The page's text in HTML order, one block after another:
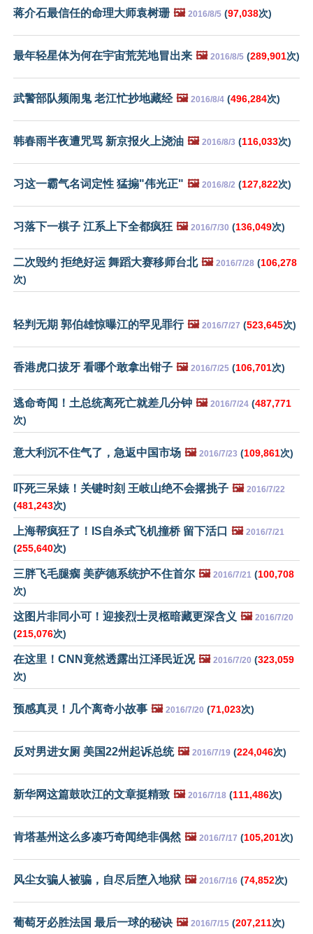
蒋介石最信任的命理大师袁树珊 🖼️ 2016/8/5 (97,038次)
最年轻星体为何在宇宙荒芜地冒出来 🖼️ 2016/8/5 (289,901次)
武警部队频闹鬼 老江忙抄地藏经 🖼️ 2016/8/4 (496,284次)
韩春雨半夜遭咒骂 新京报火上浇油 🖼️ 2016/8/3 (116,033次)
习这一霸气名词定性 猛搧"伟光正" 🖼️ 2016/8/2 (127,822次)
习落下一棋子 江系上下全都疯狂 🖼️ 2016/7/30 (136,049次)
二次毁约 拒绝好运 舞蹈大赛移师台北 🖼️ 2016/7/28 (106,278
次)
轻判无期 郭伯雄惊曝江的罕见罪行 🖼️ 2016/7/27 (523,645次)
香港虎口拔牙 看哪个敢拿出钳子 🖼️ 2016/7/25 (106,701次)
逃命奇闻！土总统离死亡就差几分钟 🖼️ 2016/7/24 (487,771
次)
意大利沉不住气了，急返中国市场 🖼️ 2016/7/23 (109,861次)
吓死三呆婊！关键时刻 王岐山绝不会撂挑子 🖼️ 2016/7/22
(481,243次)
上海帮疯狂了！IS自杀式飞机撞桥 留下活口 🖼️ 2016/7/21
(255,640次)
三胖飞毛腿瘸 美萨德系统护不住首尔 🖼️ 2016/7/21 (100,708
次)
这图片非同小可！迎接烈士灵柩暗藏更深含义 🖼️ 2016/7/20
(215,076次)
在这里！CNN竟然透露出江泽民近况 🖼️ 2016/7/20 (323,059
次)
预感真灵！几个离奇小故事 🖼️ 2016/7/20 (71,023次)
反对男进女厕 美国22州起诉总统 🖼️ 2016/7/19 (224,046次)
新华网这篇鼓吹江的文章挺精致 🖼️ 2016/7/18 (111,486次)
肯塔基州这么多凑巧奇闻绝非偶然 🖼️ 2016/7/17 (105,201次)
风尘女骗人被骗，自尽后堕入地狱 🖼️ 2016/7/16 (74,852次)
葡萄牙必胜法国 最后一球的秘诀 🖼️ 2016/7/15 (207,211次)